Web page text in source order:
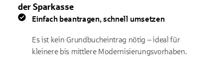
der Sparkasse
Einfach beantragen, schnell umsetzen
Es ist kein Grundbucheintrag nötig – ideal für
kleinere bis mittlere Modernisierungsvorhaben.